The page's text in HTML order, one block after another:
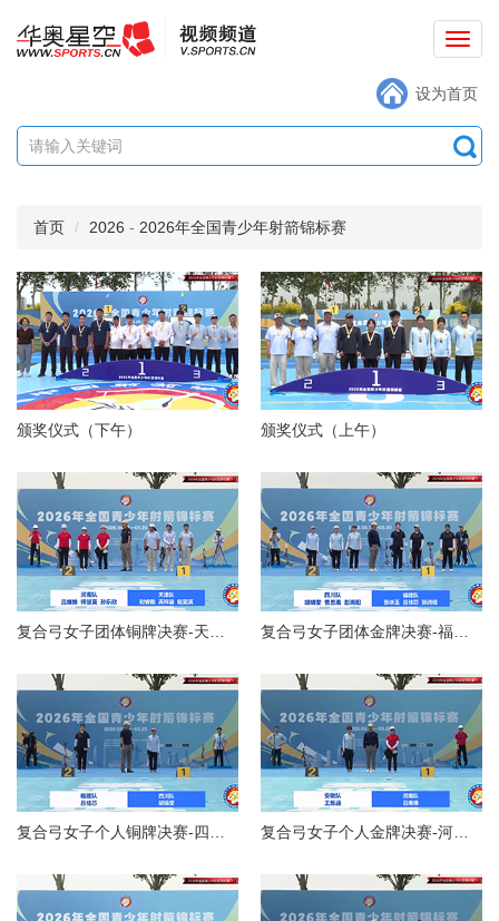
设为首页
切
导
航
首页 2026 - 2026年全国青少年射箭锦标赛
颁奖仪式（下午） 颁奖仪式（上午）